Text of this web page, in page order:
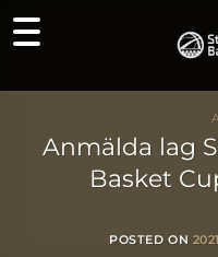
Skip
to
Anmälda lag
Basket
POSTED ON